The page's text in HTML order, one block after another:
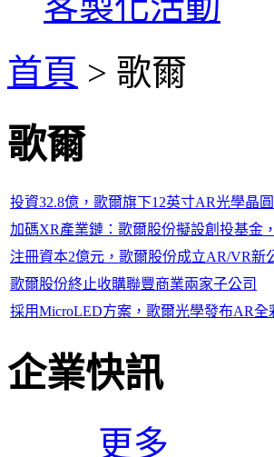
首頁 > 歌爾
歌爾
投資32.8億，歌爾旗下12英寸AR光學晶
加碼XR產業鏈：歌爾股份擬設創投基金
注冊資本2億元，歌爾股份成立AR/VR新
歌爾股份終止收購聯豐商業兩家子公司
採用MicroLED方案，歌爾光學發布AR全
企業快訊
更多